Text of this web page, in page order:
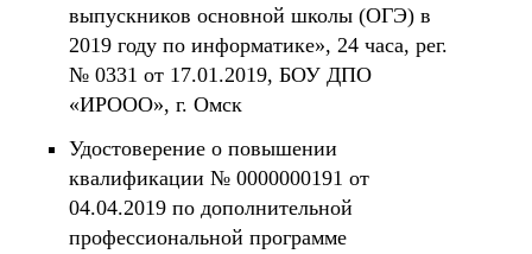
выпускников основной школы (ОГЭ) в
2019 году по информатике», 24 часа, рег.
№ 0331 от 17.01.2019, БОУ ДПО
«ИРООО», г. Омск
Удостоверение о повышении
квалификации № 0000000191 от
04.04.2019 по дополнительной
профессиональной программе